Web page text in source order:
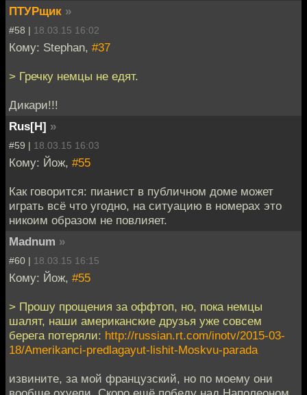
ПТУРщик »
#58 | 18.03.15 16:02
Кому: Stephan, #37
> Гречку немцы не едят.
Дикари!!!
Rus[H] »
#59 | 18.03.15 16:03
Кому: Йож, #55
Как говорится: пианист в публичном доме может
играть всё что угодно, на ситуацию в номерах это
никоим образом не повлияет.
Madnum »
#60 | 18.03.15 16:15
Кому: Йож, #55
> Прошу прощения за оффтоп, но, пока немцы
шалят, наши американские друзья уже совсем
берега потеряли: http://russian.rt.com/inotv/2015-03-
18/Amerikanci-predlagayut-lishit-Moskvu-parada
извините, за мой французский, но по моему они